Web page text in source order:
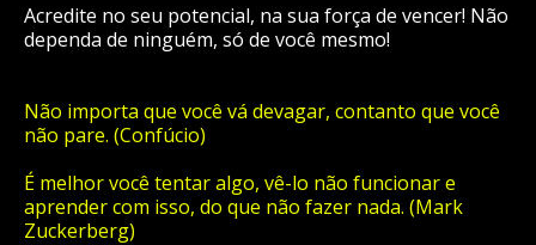
Acredite no seu potencial, na sua força de vencer! Não
dependa de ninguém, só de você mesmo!
Não importa que você vá devagar, contanto que você
não pare. (Confúcio)
É melhor você tentar algo, vê-lo não funcionar e
aprender com isso, do que não fazer nada. (Mark
Zuckerberg)